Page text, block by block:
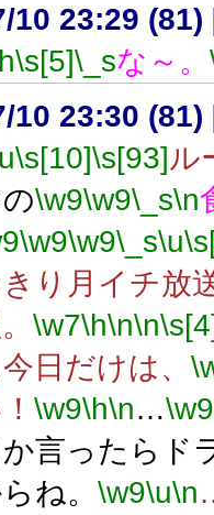
10 23:29 (81)
\s[5]\_sな～。
10 23:30 (81)
\s[10]\s[93]ル
\w9\w9\_s\n
\w9\w9\_s\u
きり月イチ放
\w7\h\n\n
日だけは、
\w9\h\n…\w9
か言ったらド
ね。 \w9\u\n